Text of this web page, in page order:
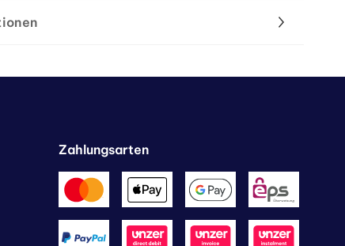
Zahlungsarten